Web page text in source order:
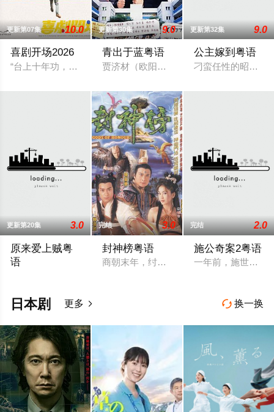
更新第07集 10.0
喜剧开场2026
“台上十年功，台下解散中。”三人搞笑戏剧组合“红白蓝”寻求无
更新第30集 9.0
青出于蓝粤语
贾济材（欧阳震华 饰）本是一名商界精
更新第32集 9.0
公主嫁到粤语
刁蛮任性的昭阳公
更新第20集 3.0
原来爱上贼粤
语
完结 3.0
封神榜粤语
商朝末年，纣王无道，荒废朝政，民不聊
完结 2.0
施公奇案2粤语
一年前，施世纶(欧
 换一换
日本剧 更多 